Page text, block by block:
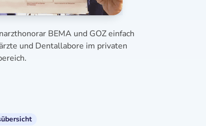
BEMA und GOZ einfach
und Dentallabore im privaten